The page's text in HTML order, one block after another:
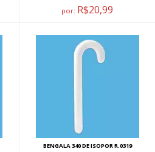
por: R$20,99
BENGALA 340 DE ISOPOR R.0319